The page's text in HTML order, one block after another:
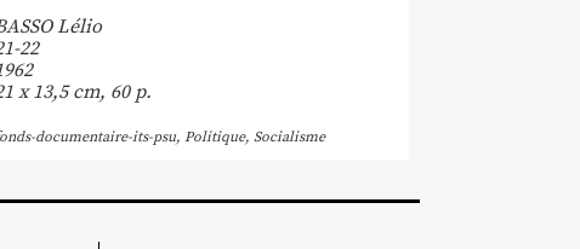
Lélio
22
x 13,5 cm, 60 p.
documentaire-its-psu, Politique, Socialisme